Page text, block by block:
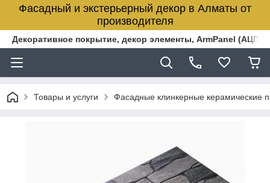
Фасадный и экстерьерный декор в Алматы от
производителя
Декоративное покрытие, декор элементы, ArmPanel
Товары и услуги Фасадные клинкерные керамические